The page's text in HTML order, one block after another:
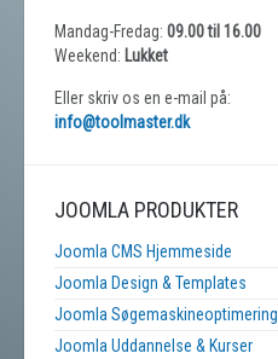
Mandag-Fredag: 09.00 til 16.00
Weekend: Lukket
Eller skriv os en e-mail på:
info@toolmaster.dk
JOOMLA PRODUKTER
Joomla CMS Hjemmeside
Joomla Design & Templates
Joomla Søgemaskineoptimering
Joomla Uddannelse & Kurser